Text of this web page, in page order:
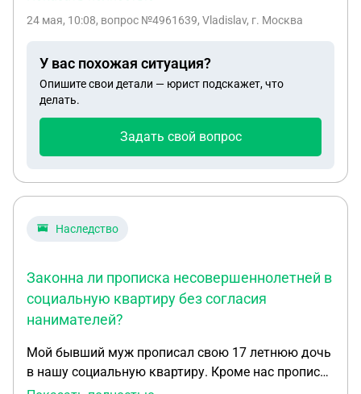
лечении в больнице,т.к.моего сына не было в
2026г.его хотят отправить на принудительное
лечение спустя столько лет. У меня вопрос
законно ли это. И можно ли как то этого
нормальном состоянии здоровья. Спасибо.
24 мая, 10:08, вопрос №4961639, Vladislav, г. Москва
У вас похожая ситуация?
Опишите свои детали — юрист подскажет, что
делать.
Задать свой вопрос
Наследство
Законна ли прописка несовершеннолетней в
социальную квартиру без согласия
нанимателей?
Мой бывший муж прописал свою 17 летнюю дочь
в нашу социальную квартиру. Кроме нас прописан